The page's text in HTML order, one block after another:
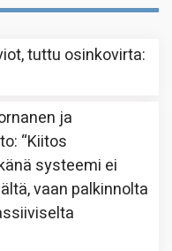
tuttu osinkovirta:
ja
: “Kiitos
systeemi ei
vaan palkinnolta